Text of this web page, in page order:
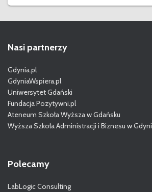
Nasi partnerzy
Gdynia.pl
GdyniaWspiera.pl
Uniwersytet Gdański
Fundacja Pozytywni.pl
Ateneum Szkoła Wyższa w Gdańsku
Wyższa Szkoła Administracji i Biznesu w Gdyni
Polecamy
LabLogic Consulting